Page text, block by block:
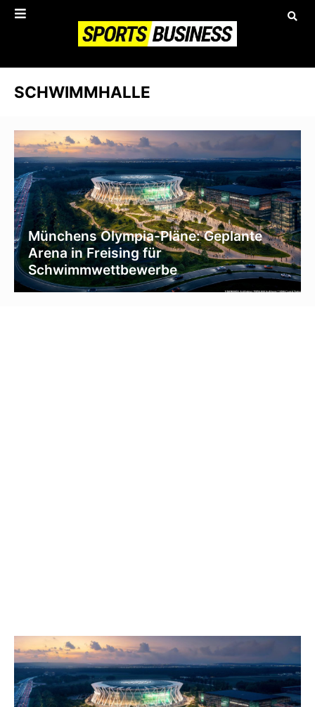
SCHWIMMHALLE
Münchens Olympia-Pläne: Geplante
Arena in Freising für
Schwimmwettbewerbe